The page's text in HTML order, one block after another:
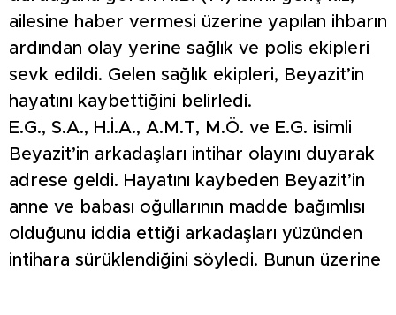
ailesine haber vermesi üzerine yapılan ihbarın
ardından olay yerine sağlık ve polis ekipleri
sevk edildi. Gelen sağlık ekipleri, Beyazit’in
hayatını kaybettiğini belirledi.
E.G., S.A., H.İ.A., A.M.T, M.Ö. ve E.G. isimli
Beyazit’in arkadaşları intihar olayını duyarak
adrese geldi. Hayatını kaybeden Beyazit’in
anne ve babası oğullarının madde bağımlısı
olduğunu iddia ettiği arkadaşları yüzünden
intihara sürüklendiğini söyledi. Bunun üzerine